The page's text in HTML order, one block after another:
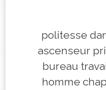
politesse
ascenseur
bureau
homme